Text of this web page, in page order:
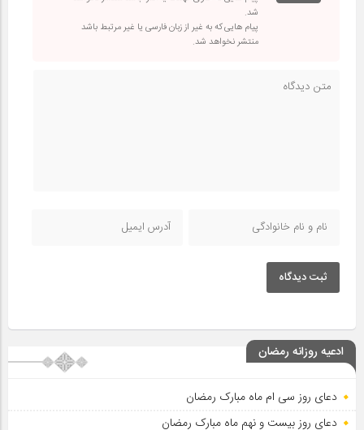
شد.
پیام هایی که به غیر از زبان فارسی یا غیر مرتبط باشد
منتشر نخواهد شد.
ثبت دیدگاه
ادعیه روزانه رمضان
دعای روز سی ام ماه مبارک رمضان
دعای روز بیست و نهم ماه مبارک رمضان